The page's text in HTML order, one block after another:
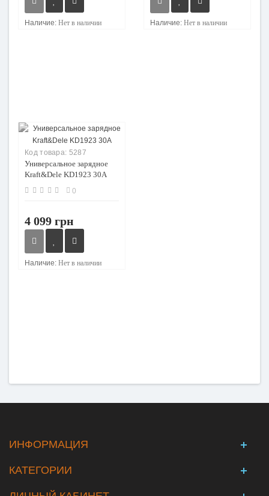
Наличие: Нет в наличии Наличие: Нет в наличии
Код товара: 5287
Универсальное зарядное
Kraft&Dele KD1923 30A
0
4 099 грн
Наличие: Нет в наличии
ИНФОРМАЦИЯ
КАТЕГОРИИ